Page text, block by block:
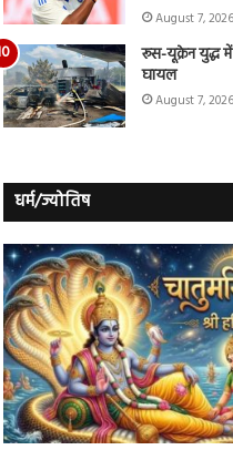
August 7, 2026
रूस-यूक्रेन युद्ध
घायल
August 7, 2026
धर्म/ज्योतिष